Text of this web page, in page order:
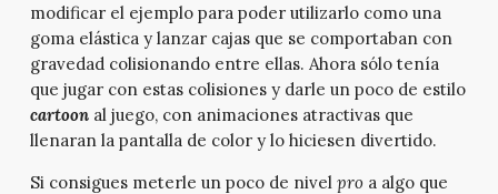
modificar el ejemplo para poder utilizarlo como una
goma elástica y lanzar cajas que se comportaban con
gravedad colisionando entre ellas. Ahora sólo tenía
que jugar con estas colisiones y darle un poco de estilo
cartoonal juego, con animaciones atractivas que
llenaran la pantalla de color y lo hiciesen divertido.
Si consigues meterle un poco de nivel proa algo que